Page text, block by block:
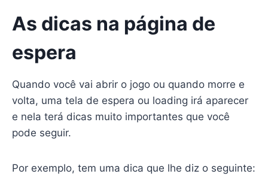
As dicas na página de
espera
Quando você vai abrir o jogo ou quando morre e
volta, uma tela de espera ou loading irá aparecer
e nela terá dicas muito importantes que você
pode seguir.
Por exemplo, tem uma dica que lhe diz o seguinte: